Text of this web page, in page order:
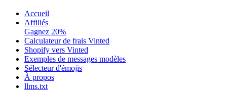
Accueil
Affiliés
Gagnez 20%
Calculateur de frais Vinted
Shopify vers Vinted
Exemples de messages modèles
Sélecteur d'émojis
À propos
llms.txt